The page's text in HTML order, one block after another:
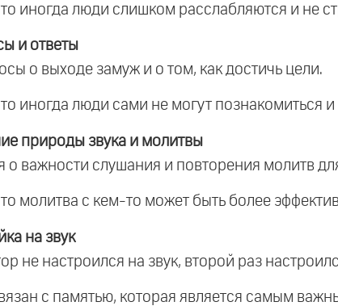
иногда люди слишком расслабляются и не
и ответы
о выходе замуж и о том, как достичь цели.
иногда люди сами не могут познакомиться
природы звука и молитвы
о важности слушания и повторения молитв
молитва с кем-то может быть более
на звук
не настроился на звук, второй раз
с памятью, которая является самым